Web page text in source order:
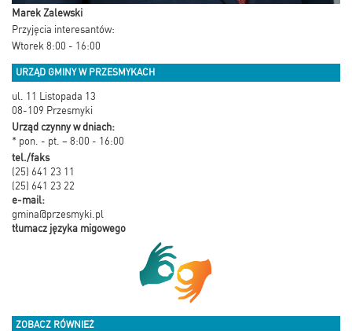
Marek Zalewski
Przyjęcia interesantów:
Wtorek 8:00 - 16:00
URZĄD GMINY W PRZESMYKACH
ul. 11 Listopada 13
08-109 Przesmyki
Urząd czynny w dniach:
* pon. - pt. – 8:00 - 16:00
tel./faks
(25) 641 23 11
(25) 641 23 22
e-mail:
gmina@przesmyki.pl
tłumacz języka migowego
ZOBACZ RÓWNIEŻ